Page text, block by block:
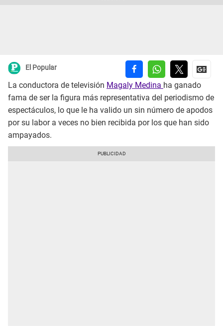
El Popular
La conductora de televisión Magaly Medina ha ganado
fama de ser la figura más representativa del periodismo de
espectáculos, lo que le ha valido un sin número de apodos
por su labor a veces no bien recibida por los que han sido
ampayados.